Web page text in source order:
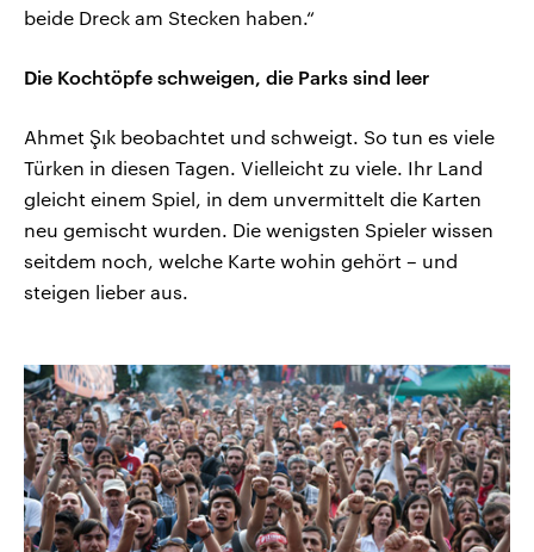
beide Dreck am Stecken haben.“
Die Kochtöpfe schweigen, die Parks sind leer
Ahmet Şık beobachtet und schweigt. So tun es viele
Türken in diesen Tagen. Vielleicht zu viele. Ihr Land
gleicht einem Spiel, in dem unvermittelt die Karten
neu gemischt wurden. Die wenigsten Spieler wissen
seitdem noch, welche Karte wohin gehört – und
steigen lieber aus.